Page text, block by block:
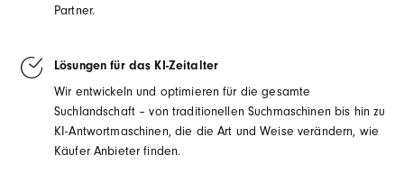
Partner.
Lösungen für das KI-Zeitalter
Wir entwickeln und optimieren für die gesamte
Suchlandschaft – von traditionellen Suchmaschinen bis hin zu
KI-Antwortmaschinen, die die Art und Weise verändern, wie
Käufer Anbieter finden.